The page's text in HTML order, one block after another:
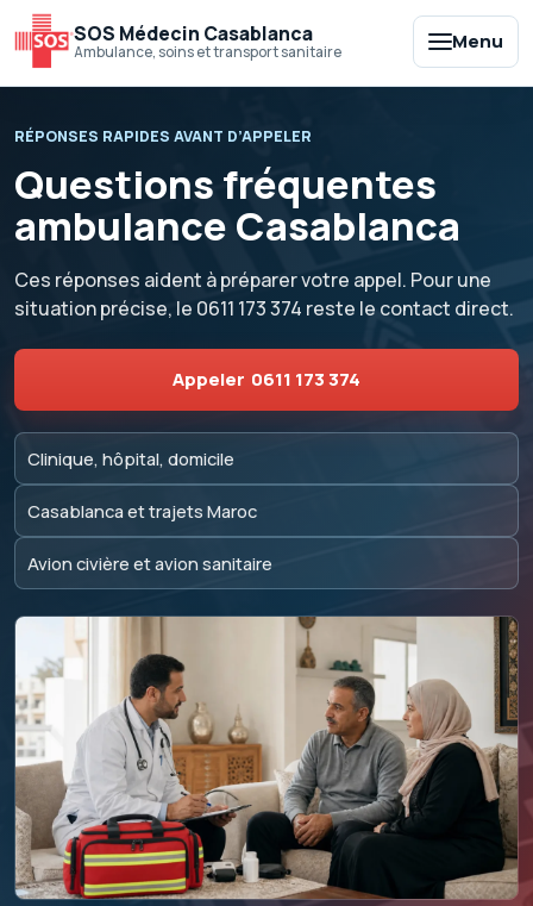
SOS Médecin Casablanca
Ambulance, soins et transport sanitaire Menu
RÉPONSES RAPIDES AVANT D’APPELER
Questions fréquentes
ambulance Casablanca
Ces réponses aident à préparer votre appel. Pour une
situation précise, le 0611 173 374 reste le contact direct.
Appeler 0611 173 374
Clinique, hôpital, domicile
Casablanca et trajets Maroc
Avion civière et avion sanitaire